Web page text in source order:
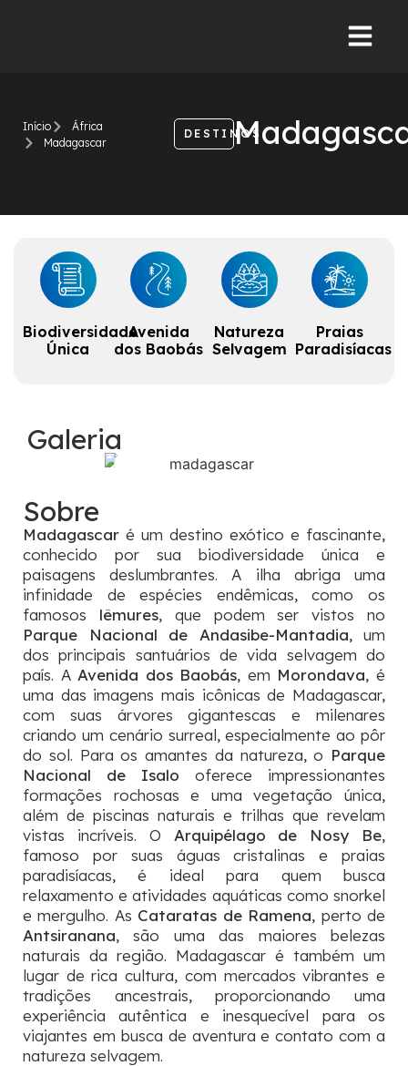
Início
África
Madagascar
DESTINOS
Biodiversidade
Única
Avenida
dos Baobás
Natureza
Selvagem
Praias
Paradisíacas
Sobre
Madagascar é um destino exótico e fascinante,
conhecido por sua biodiversidade única e
paisagens deslumbrantes. A ilha abriga uma
infinidade de espécies endêmicas, como os
famosos lêmures, que podem ser vistos no
Parque Nacional de Andasibe-Mantadia, um
dos principais santuários de vida selvagem do
país. A Avenida dos Baobás, em Morondava, é
uma das imagens mais icônicas de Madagascar,
com suas árvores gigantescas e milenares
criando um cenário surreal, especialmente ao pôr
do sol. Para os amantes da natureza, o Parque
Nacional de Isalo oferece impressionantes
formações rochosas e uma vegetação única,
além de piscinas naturais e trilhas que revelam
vistas incríveis. O Arquipélago de Nosy Be,
famoso por suas águas cristalinas e praias
paradisíacas, é ideal para quem busca
relaxamento e atividades aquáticas como snorkel
e mergulho. As Cataratas de Ramena, perto de
Antsiranana, são uma das maiores belezas
naturais da região. Madagascar é também um
lugar de rica cultura, com mercados vibrantes e
tradições ancestrais, proporcionando uma
experiência autêntica e inesquecível para os
viajantes em busca de aventura e contato com a
natureza selvagem.
Galeria